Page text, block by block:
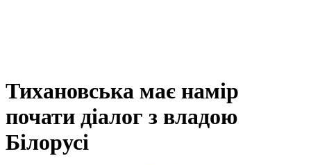
Тихановська має намір
почати діалог з владою
Білорусі